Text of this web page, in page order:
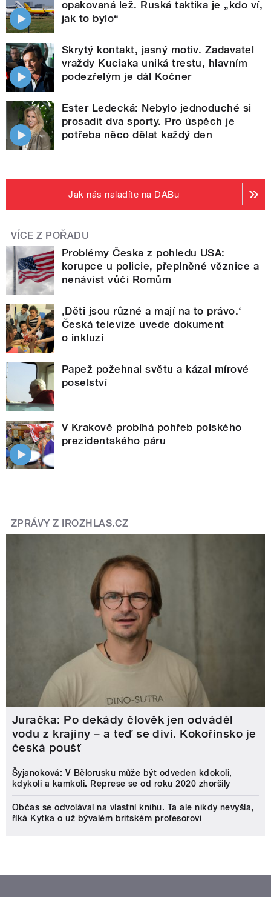
opakovaná lež. Ruská taktika je „kdo ví,
jak to bylo“
Skrytý kontakt, jasný motiv. Zadavatel
vraždy Kuciaka uniká trestu, hlavním
podezřelým je dál Kočner
Ester Ledecká: Nebylo jednoduché si
prosadit dva sporty. Pro úspěch je
potřeba něco dělat každý den
Jak nás naladíte na DABu
VÍCE Z POŘADU
Problémy Česka z pohledu USA:
korupce u policie, přeplněné věznice a
nenávist vůči Romům
‚Děti jsou různé a mají na to právo.‘
Česká televize uvede dokument
o inkluzi
Papež požehnal světu a kázal mírové
poselství
V Krakově probíhá pohřeb polského
prezidentského páru
ZPRÁVY Z IROZHLAS.CZ
Juračka: Po dekády člověk jen odváděl
vodu z krajiny – a teď se diví. Kokořínsko je
česká poušť
Šyjanoková: V Bělorusku může být odveden kdokoli,
kdykoli a kamkoli. Represe se od roku 2020 zhoršily
Občas se odvolával na vlastní knihu. Ta ale nikdy nevyšla,
říká Kytka o už bývalém britském profesorovi